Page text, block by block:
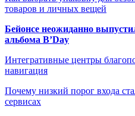
товаров и личных вещей
Бейонсе неожиданно
альбома B’Day
Интегративные центры
навигация
Почему низкий порог входа
сервисах